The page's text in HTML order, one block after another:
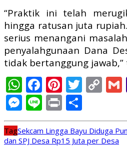
“Praktik ini telah
hingga ratusan juta
serius menangani
penyalahgunaan Dana
tidak bertanggung jawab,”
WhatsApp
Facebook
Pinterest
Messenger
LinePrint
TagSekcam Lingga Bayu Diduga
dan SPJ Desa Rp15 Juta per Desa